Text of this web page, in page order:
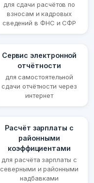
для сдачи расчётов по
взносам и кадровых
сведений в ФНС и СФР
Сервис электронной
отчётности
для самостоятельной
сдачи отчётности через
интернет
Расчёт зарплаты с
районными
коэффициентами
для расчёта зарплаты с
северными и районными
надбавками